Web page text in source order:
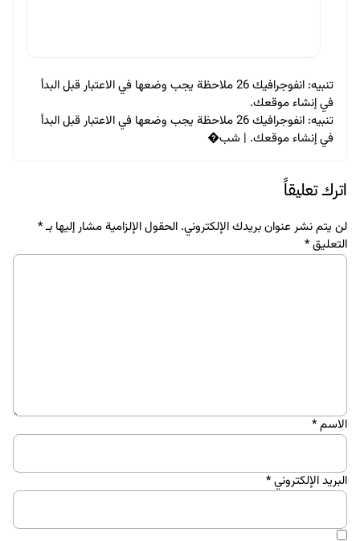
تنبيه:
انفوجرافيك 26 ملاحظة يجب وضعها في الاعتبار قبل البدأ
في إنشاء موقعك.
تنبيه:
انفوجرافيك 26 ملاحظة يجب وضعها في الاعتبار قبل البدأ
في إنشاء موقعك. | شب�
اترك تعليقاً
لن يتم نشر عنوان بريدك الإلكتروني. الحقول الإلزامية مشار إليها بـ*
التعليق*
الاسم*
البريد الإلكتروني*